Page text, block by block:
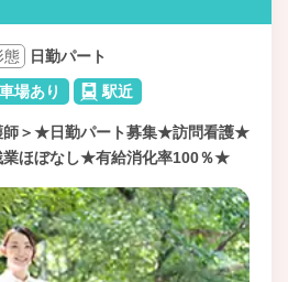
態
日勤パート
場あり 駅近
師＞★日勤パート募集★訪問看護★
ほぼなし★有給消化率100％★